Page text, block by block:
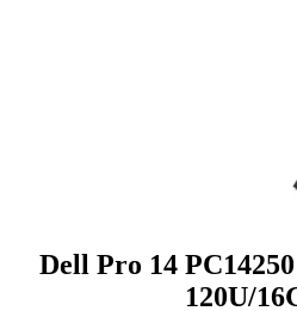
Dell Pro 14
120U/